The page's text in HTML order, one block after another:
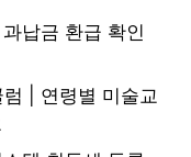
납금 환급 확인
| 연령별 미술교